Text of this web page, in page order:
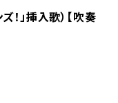
！」挿入歌）【吹奏